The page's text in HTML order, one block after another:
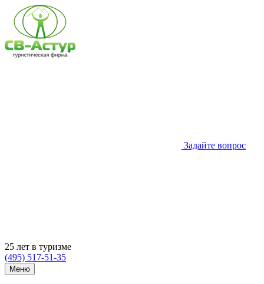
Задайте вопрос
25 лет в туризме
(495) 517-51-35
Меню